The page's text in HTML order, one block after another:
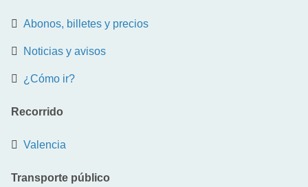
Abonos, billetes y precios
Noticias y avisos
¿Cómo ir?
Recorrido
Valencia
Transporte público